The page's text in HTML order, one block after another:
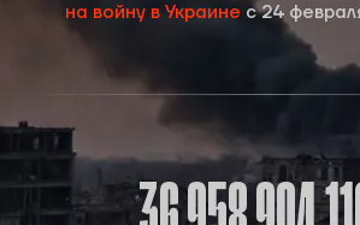
на войну в Украине с 24